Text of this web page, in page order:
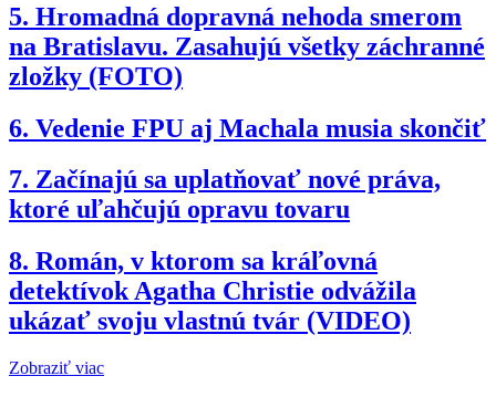
5. Hromadná dopravná nehoda smerom
na Bratislavu. Zasahujú všetky záchranné
zložky (FOTO)
6. Vedenie FPU aj Machala musia skončiť
7. Začínajú sa uplatňovať nové práva,
ktoré uľahčujú opravu tovaru
8. Román, v ktorom sa kráľovná
detektívok Agatha Christie odvážila
ukázať svoju vlastnú tvár (VIDEO)
Zobraziť viac